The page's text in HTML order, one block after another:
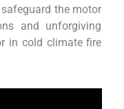
the motor
and unforgiving
in cold climate fire